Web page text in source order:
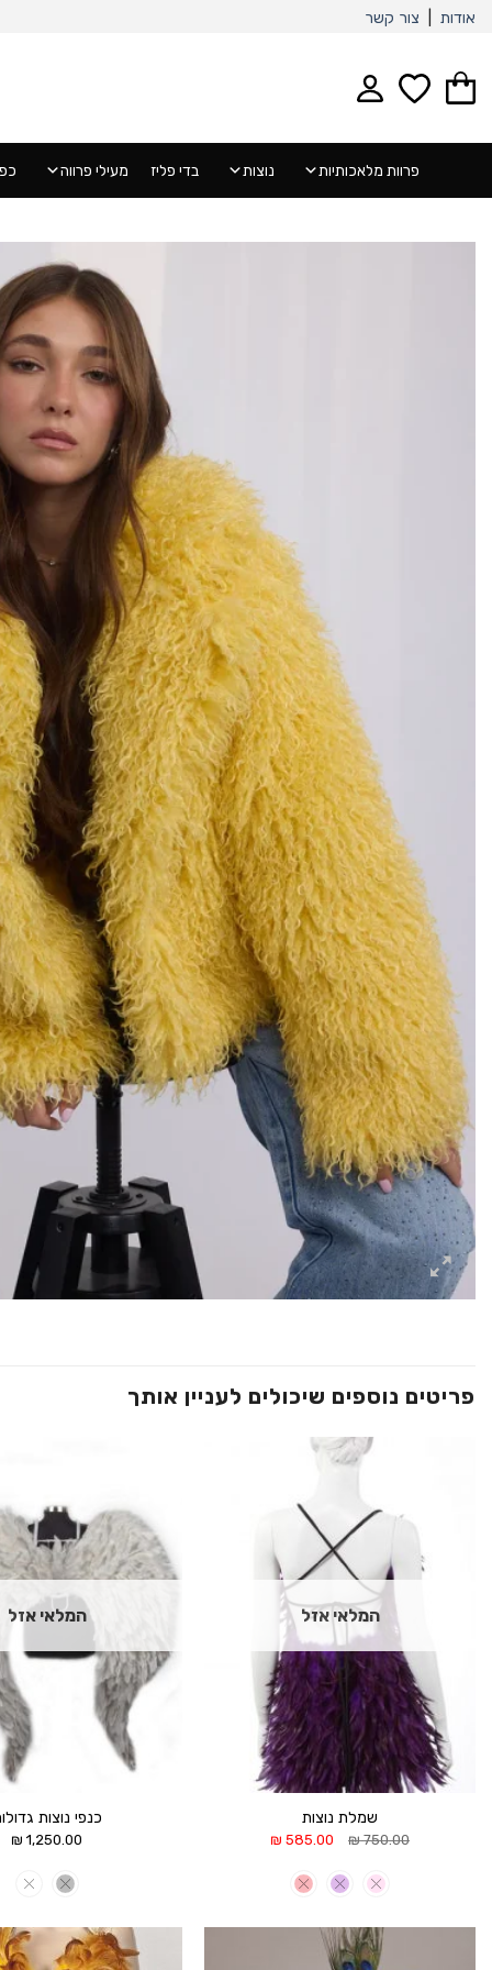
Skip
content
אודות צור קשר
פרוות מלאכותיות נוצות בדי פליז מעילי פרווה
פריטים נוספים שיכולים לעניין אותך
המלאי אזל
שמלת נוצות
750.00
₪
המחיר
750.00 ₪.
585.00
₪המחיר
המלאי אזל
כנפי נוצות
1,250.00
₪